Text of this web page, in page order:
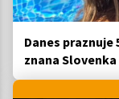
Danes
znana Slovenka